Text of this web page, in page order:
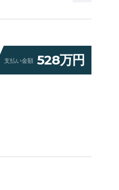
支払い金額 528万円